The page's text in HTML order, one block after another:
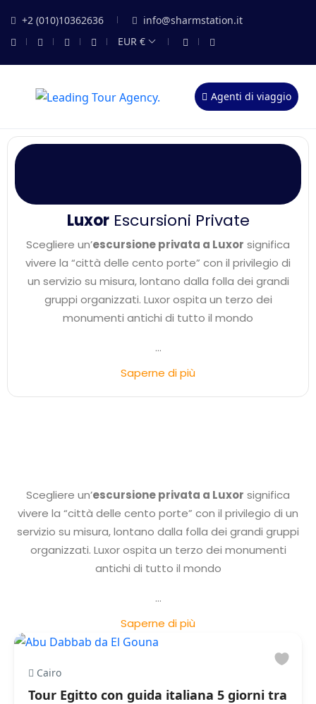
+2 (010)10362636
info@sharmstation.it
EUR €
Agenti di viaggio
Luxor Escursioni Private
Scegliere un’escursione privata a Luxor significa
vivere la “città delle cento porte” con il privilegio di
un servizio su misura, lontano dalla folla dei grandi
gruppi organizzati. Luxor ospita un terzo dei
monumenti antichi di tutto il mondo
...
Saperne di più
Scegliere un’escursione privata a Luxor significa
vivere la “città delle cento porte” con il privilegio di un
servizio su misura, lontano dalla folla dei grandi gruppi
organizzati. Luxor ospita un terzo dei monumenti
antichi di tutto il mondo
...
Saperne di più
Cairo
Tour Egitto con guida italiana 5 giorni tra